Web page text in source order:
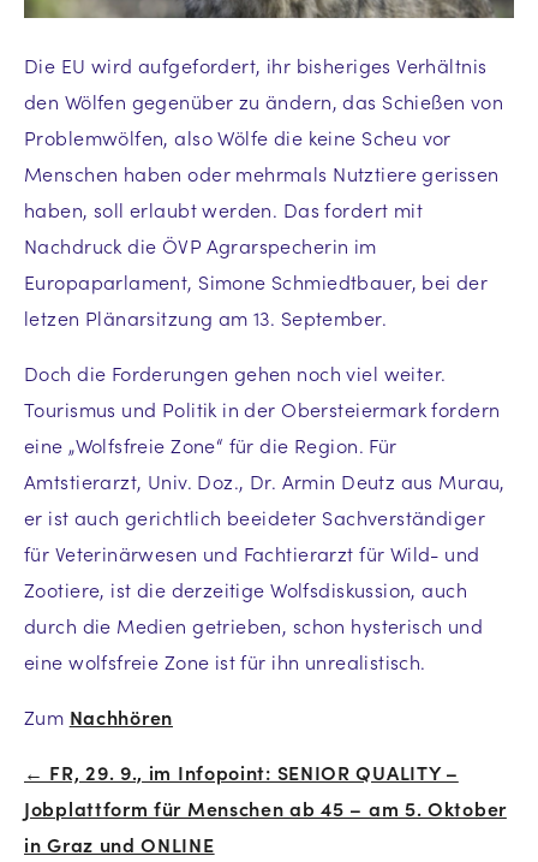
Die EU wird aufgefordert, ihr bisheriges Verhältnis
den Wölfen gegenüber zu ändern, das Schießen von
Problemwölfen, also Wölfe die keine Scheu vor
Menschen haben oder mehrmals Nutztiere gerissen
haben, soll erlaubt werden. Das fordert mit
Nachdruck die ÖVP Agrarspecherin im
Europaparlament, Simone Schmiedtbauer, bei der
letzen Plänarsitzung am 13. September.
Doch die Forderungen gehen noch viel weiter.
Tourismus und Politik in der Obersteiermark fordern
eine „Wolfsfreie Zone“ für die Region. Für
Amtstierarzt, Univ. Doz., Dr. Armin Deutz aus Murau,
er ist auch gerichtlich beeideter Sachverständiger
für Veterinärwesen und Fachtierarzt für Wild- und
Zootiere, ist die derzeitige Wolfsdiskussion, auch
durch die Medien getrieben, schon hysterisch und
eine wolfsfreie Zone ist für ihn unrealistisch.
Zum Nachhören
Beitrags-
Navigation
← FR, 29. 9., im Infopoint: SENIOR QUALITY –
Jobplattform für Menschen ab 45 – am 5. Oktober
in Graz und ONLINE